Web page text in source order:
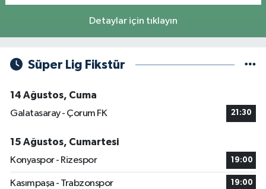
Detaylar için tıklayın
Süper Lig Fikstür
14 Ağustos, Cuma
Galatasaray - Çorum FK
21:30
15 Ağustos, Cumartesi
Konyaspor - Rizespor
19:00
Kasımpaşa - Trabzonspor 19:00